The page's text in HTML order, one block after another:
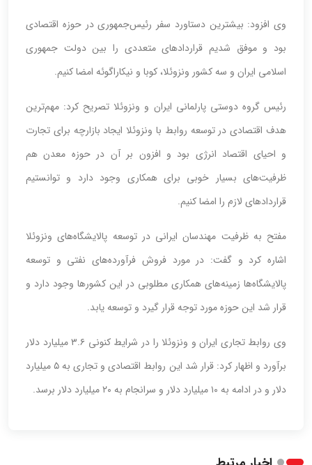
وی افزود: بیشترین دستاورد سفر رئیس‌جمهوری در حوزه اقتصادی
بود و موفق شدیم قراردادهای متعددی را بین دولت جمهوری
اسلامی ایران و سه کشور ونزوئلا، کوبا و نیکاراگوئه امضا کنیم.
رئیس گروه دوستی پارلمانی ایران و ونزوئلا تصریح کرد: مهم‌ترین
هدف اقتصادی در توسعه روابط با ونزوئلا ایجاد بازارچه برای تجارت
و احیای اقتصاد انرژی بود و افزون بر آن در حوزه معدن هم
ظرفیت‌های بسیار خوبی برای همکاری وجود دارد و توانستیم
قراردادهای لازم را امضا کنیم.
مفتح به ظرفیت مهندسان ایرانی در توسعه پالایشگاه‌های ونزوئلا
اشاره کرد و گفت: در مورد فروش فرآورده‌های نفتی و توسعه
پالایشگاه‌ها زمینه‌های همکاری مطلوبی در این کشورها وجود دارد و
قرار شد این حوزه مورد توجه قرار گیرد و توسعه یابد.
وی روابط تجاری ایران و ونزوئلا را در شرایط کنونی ۳.۶ میلیارد دلار
برآورد و اظهار کرد: قرار شد این روابط اقتصادی و تجاری به ۵ میلیارد
دلار و در ادامه به ۱۰ میلیارد دلار و سرانجام به ۲۰ میلیارد دلار برسد.